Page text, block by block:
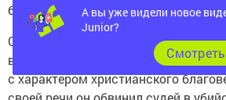
богохульством.
Сосредоточенность на Иерусалиме
великомученику и его единоверцам
с характером христианского
А вы уже видели новое
Junior?
Cмотреть